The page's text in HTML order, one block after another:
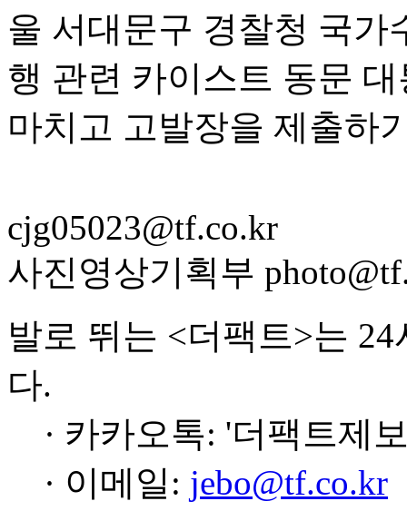
울 서대문구 경찰청 국가
행 관련 카이스트 동문
마치고 고발장을 제출하
cjg05023@tf.co.kr
사진영상기획부
발로 뛰는 <더팩트>는
다.
· 카카오톡: '더팩트제
· 이메일: jebo@tf.co.kr